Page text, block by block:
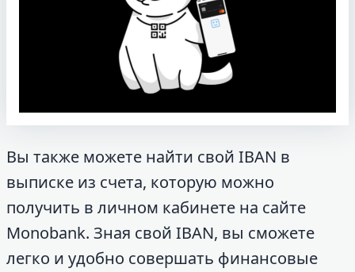
Вы также можете найти свой IBAN в
выписке из счета, которую можно
получить в личном кабинете на сайте
Monobank. Зная свой IBAN, вы сможете
легко и удобно совершать финансовые